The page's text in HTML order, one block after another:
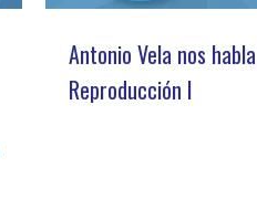
Antonio Vela nos
Reproducción I